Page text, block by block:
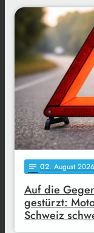
notes 02. August
Auf die
gestürzt:
Schweiz